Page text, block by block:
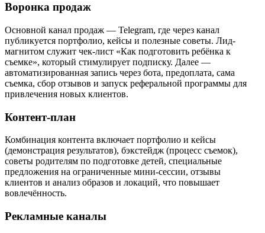
Воронка продаж
Основной канал продаж — Telegram, где через канал
публикуется портфолио, кейсы и полезные советы. Лид-
магнитом служит чек-лист «Как подготовить ребёнка к
съемке», который стимулирует подписку. Далее —
автоматизированная запись через бота, предоплата, сама
съемка, сбор отзывов и запуск реферальной программы для
привлечения новых клиентов.
Контент-план
Комбинация контента включает портфолио и кейсы
(демонстрация результатов), бэкстейдж (процесс съемок),
советы родителям по подготовке детей, специальные
предложения на ограниченные мини-сессии, отзывы
клиентов и анализ образов и локаций, что повышает
вовлечённость.
Рекламные каналы